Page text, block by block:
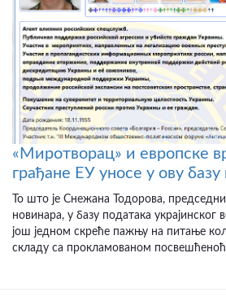
«Миротворац» и европске
грађане ЕУ уносе у ову базу
То што је Снежана Тодорова,
новинара, у базу података украјинског
још једном скреће пажњу на питање
складу са прокламованом